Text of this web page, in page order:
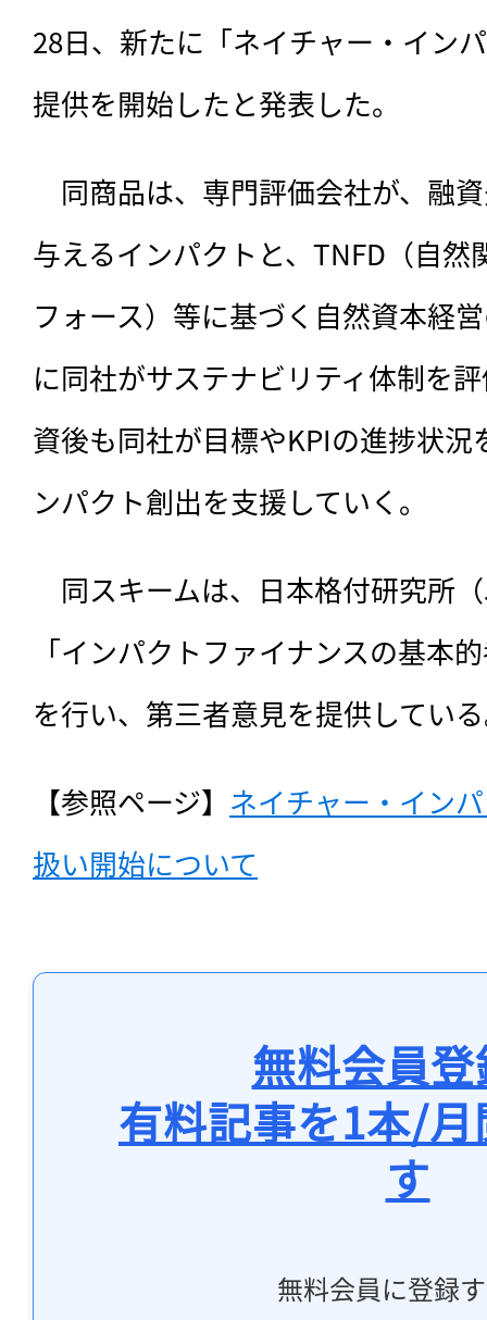
28日、新たに「ネイチャー・イン
提供を開始したと発表した。
同商品は、 専門評価会社が、融
与えるインパクトと、TNFD（自
フォース）等に基づく自然資本経
に同社がサステナビリティ体制を
資後も同社が目標やKPIの進捗状
ンパクト創出を支援していく。
同スキームは、日本格付研究所
「インパクトファイナンスの基本
を行い、第三者意見を提供してい
【参照ページ】 ネイチャー・イン
扱い開始について
無料会員
有料記事を1本/
す
無料会員に登録